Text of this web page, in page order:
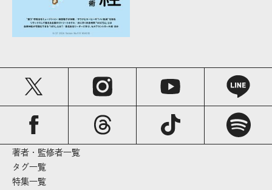
著者・監修者一覧
タグ一覧
特集一覧